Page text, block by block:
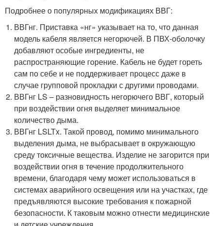
Подробнее о популярных модификациях ВВГ:
ВВГнг. Приставка «нг» указывает на то, что данная
модель кабеля является негорючей. В ПВХ-оболочку
добавляют особые ингредиенты, не
распространяющие горение. Кабель не будет гореть
сам по себе и не поддерживает процесс даже в
случае групповой прокладки с другими проводами.
ВВГнг LS – разновидность негорючего ВВГ, который
при воздействии огня выделяет минимальное
количество дыма.
ВВГнг LSLTx. Такой провод, помимо минимального
выделения дыма, не выбрасывает в окружающую
среду токсичные вещества. Изделие не загорится при
воздействии огня в течение продолжительного
времени, благодаря чему может использоваться в
системах аварийного освещения или на участках, где
предъявляются высокие требования к пожарной
безопасности. К таковым можно отнести медицинские